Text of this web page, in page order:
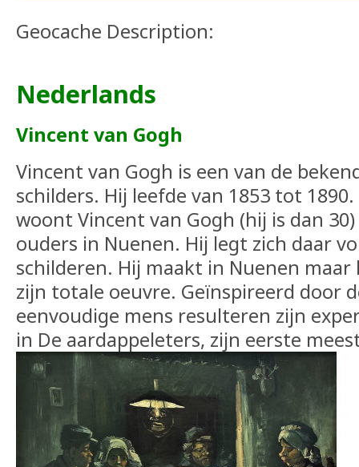
Geocache Description:
Nederlands
Vincent van Gogh
Vincent van Gogh is een van de
schilders. Hij leefde van 1853 tot
woont Vincent van Gogh (hij is dan
ouders in Nuenen. Hij legt zich daar
schilderen. Hij maakt in Nuenen
zijn totale oeuvre. Geïnspireerd door
eenvoudige mens resulteren zijn
in De aardappeleters, zijn eerste